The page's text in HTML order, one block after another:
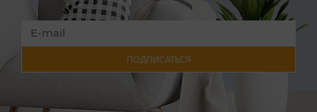
ПОДПИСАТЬСЯ